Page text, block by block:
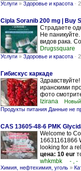
Услуги » Здоровье и красота -
Cipla Soranib 200 mg | Buy
Страдаете
Не
видов рака.
Drugssquare
Услуги » Здоровье и красота -
Гибискус каркаде
иранскими
фото
Izirana
Новый
Продукты питания Данные не
CAS 13605-48-6 PMK
Welcome to
16631161866
looking for a
цена: 10 eur
whkmbk
- , -
Химия, нефтехимия, уголь »